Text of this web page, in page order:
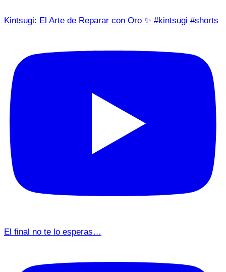
Kintsugi: El Arte de Reparar con Oro ✨ #kintsugi #shorts
El final no te lo esperas…